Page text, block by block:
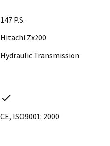
147 P.S.
Hitachi Zx200
Hydraulic Transmission
CE, ISO9001: 2000